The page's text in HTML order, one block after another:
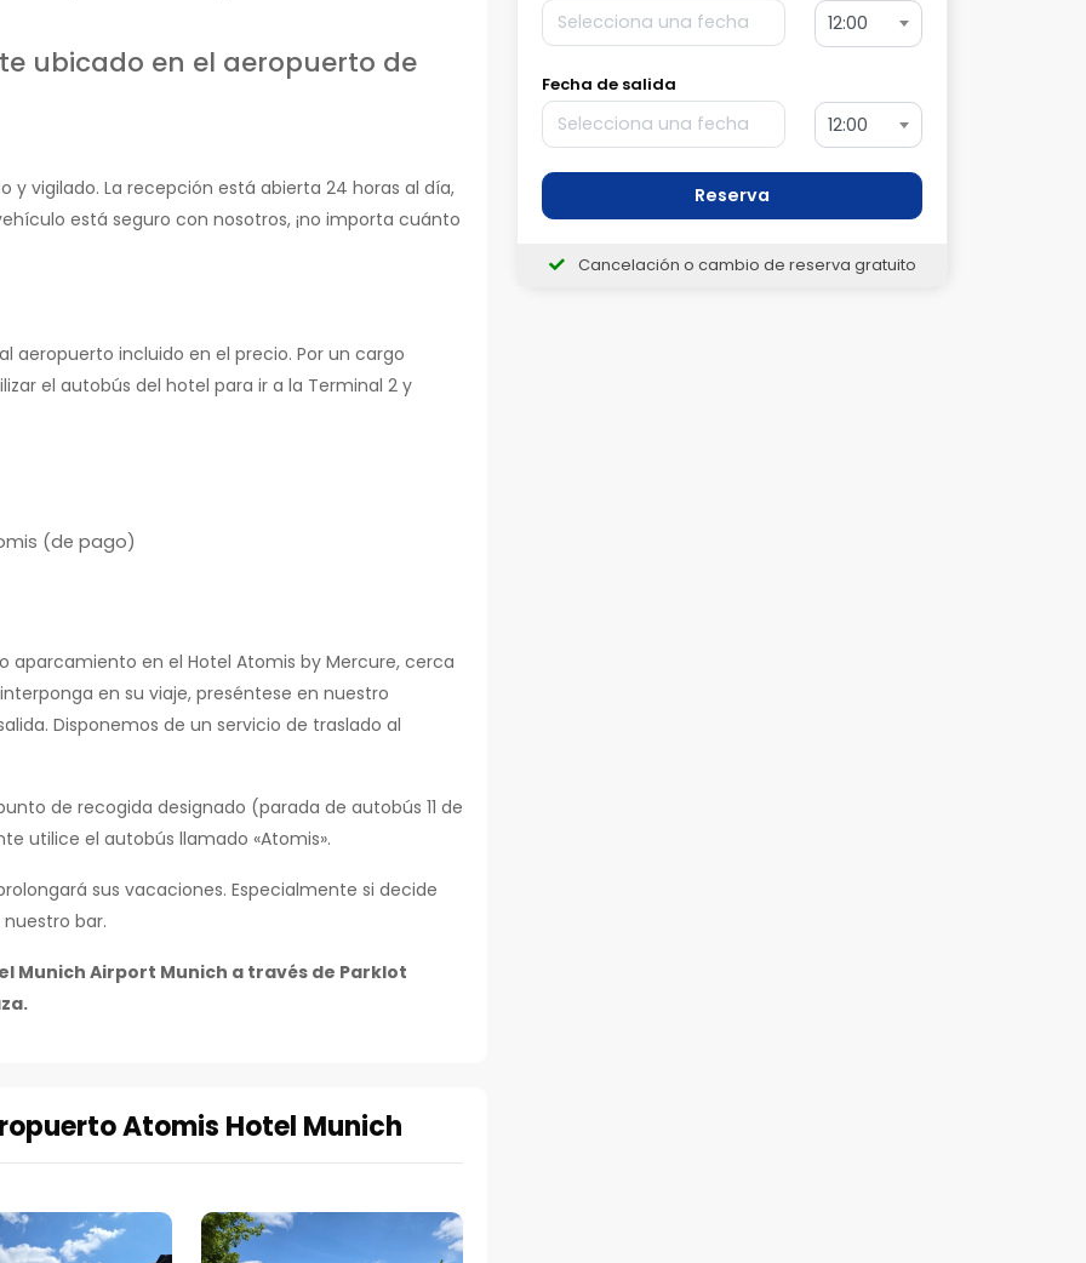
ubicado en el aeropuerto de
vigilado. La recepción está abierta 24 horas al día,
está seguro con nosotros, ¡no importa cuánto
aeropuerto incluido en el precio. Por un cargo
el autobús del hotel para ir a la Terminal 2 y
(de pago)
aparcamiento en el Hotel Atomis by Mercure, cerca
en su viaje, preséntese en nuestro
Disponemos de un servicio de traslado al
de recogida designado (parada de autobús 11 de
utilice el autobús llamado «Atomis».
sus vacaciones. Especialmente si decide
bar.
Munich Airport Munich a través de Parklot
Atomis Hotel Munich
12:00
Fecha de salida
12:00
Reserva
Cancelación o cambio de reserva gratuito